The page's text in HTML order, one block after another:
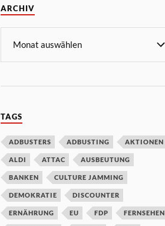
ARCHIV
TAGS
ADBUSTERS ADBUSTING AKTIONEN
ALDI ATTAC AUSBEUTUNG
BANKEN CULTURE JAMMING
DEMOKRATIE DISCOUNTER
ERNÄHRUNG EU FDP FERNSEHEN